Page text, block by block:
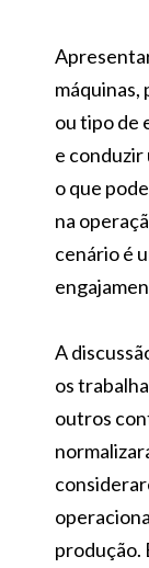
ou tipo de
e conduzir
o que
na
cenário é
A
os
outros
produção.